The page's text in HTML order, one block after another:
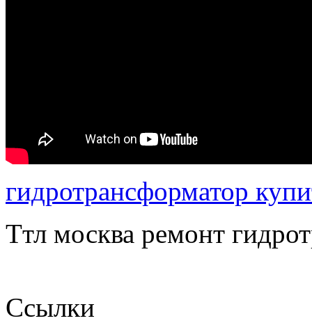
гидротрансформатор
Ттл москва ремонт
Ссылки